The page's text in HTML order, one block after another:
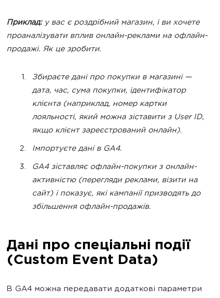
Приклад: у вас є роздрібний магазин, і ви хочете
проаналізувати вплив онлайн-реклами на офлайн-
продажі. Як це зробити.
Збираєте дані про покупки в магазині —
дата, час, сума покупки, ідентифікатор
клієнта (наприклад, номер картки
лояльності, який можна зіставити з User ID,
якщо клієнт зареєстрований онлайн).
Імпортуєте дані в GA4.
GA4 зіставляє офлайн-покупки з онлайн-
активністю (перегляди реклами, візити на
сайт) і показує, які кампанії призводять до
збільшення офлайн-продажів.
Дані про спеціальні події
(Custom Event Data)
В GA4 можна передавати додаткові параметри